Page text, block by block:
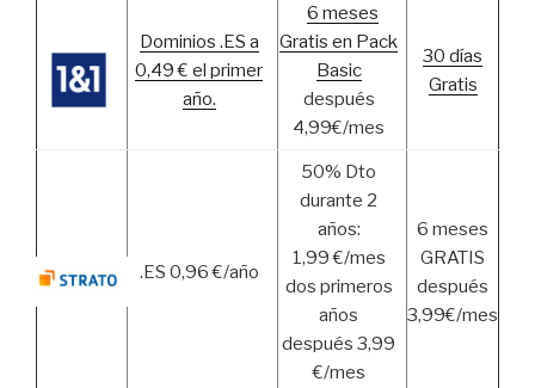
Dominios .ES a
0,49 € el primer
año.
6 meses
Gratis en Pack
Basic
después
4,99€/mes
30 días
Gratis
.ES 0,96 €/año
50% Dto
durante 2
años:
1,99 €/mes
dos primeros
años
después 3,99
€/mes
6 meses
GRATIS
después
3,99€/mes